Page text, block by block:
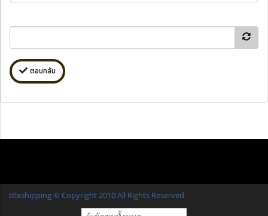
ตอบกลับ
ttlxshipping © Copyright 2010 All Rights Reserved.